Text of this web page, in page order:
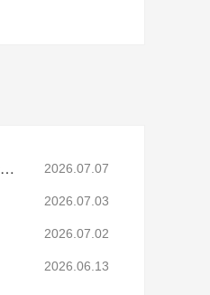
云彩织带｜高端定制织带源头厂家，精工辅料赋能全行业美学设计 2026.07.07
2026.07.03
2026.07.02
2026.06.13